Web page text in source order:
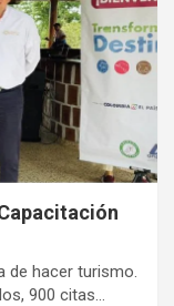
hacer turismo.
900 citas…